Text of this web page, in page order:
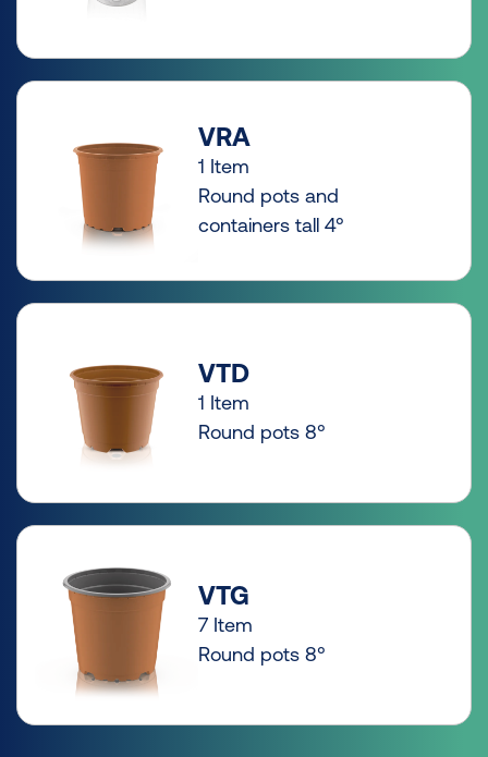
VRA
1 Item
Round pots and
containers tall 4°
VTD
1 Item
Round pots 8°
VTG
7 Item
Round pots 8°